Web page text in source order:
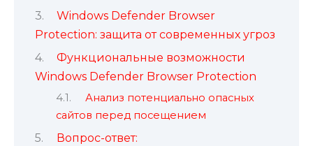
Windows Defender Browser
Protection: защита от современных угроз
Функциональные возможности
Windows Defender Browser Protection
Анализ потенциально опасных
сайтов перед посещением
Вопрос-ответ: